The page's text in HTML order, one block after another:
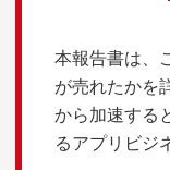
本報告書は、
が売れたかを
から加速する
るアプリビジ